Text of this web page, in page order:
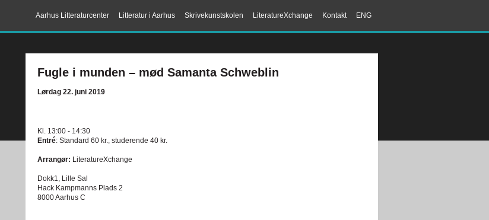
ENG
Kontakt
LiteratureXchange
Skrivekunstskolen
Litteratur i Aarhus
Aarhus Litteraturcenter
Fugle i munden – mød Samanta Schweblin
Lørdag 22. juni 2019
Kl. 13:00 - 14:30
Entré: Standard 60 kr., studerende 40 kr.
Arrangør: LiteratureXchange
Dokk1, Lille Sal
Hack Kampmanns Plads 2
8000 Aarhus C